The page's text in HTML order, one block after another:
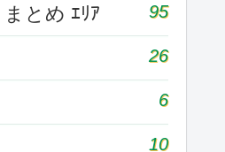
とめ ｴﾘｱ 95
26
6
10